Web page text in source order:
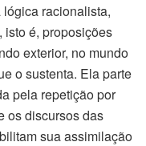
racionalista,
isto é, proposições
exterior, no mundo
o sustenta. Ela parte
pela repetição por
os discursos das
sua assimilação